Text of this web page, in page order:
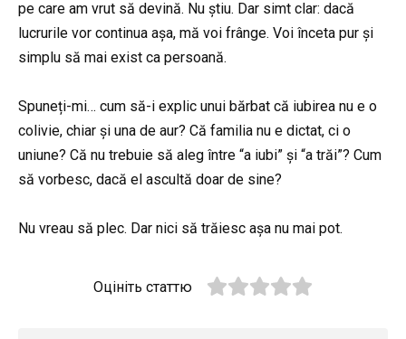
pe care am vrut să devină. Nu știu. Dar simt clar: dacă
lucrurile vor continua așa, mă voi frânge. Voi înceta pur și
simplu să mai exist ca persoană.
Spuneți-mi… cum să-i explic unui bărbat că iubirea nu e o
colivie, chiar și una de aur? Că familia nu e dictat, ci o
uniune? Că nu trebuie să aleg între “a iubi” și “a trăi”? Cum
să vorbesc, dacă el ascultă doar de sine?
Nu vreau să plec. Dar nici să trăiesc așa nu mai pot.
Оцініть статтю